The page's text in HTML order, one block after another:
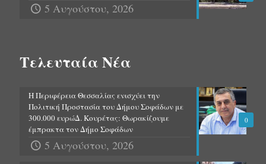
5 Αυγούστου, 2026
Τελευταία Νέα
0
Η Περιφέρεια Θεσσαλίας ενισχύει την
Πολιτική Προστασία του Δήμου Σοφάδων με
300.000 ευρώΔ. Κουρέτας: Θωρακίζουμε
έμπρακτα τον Δήμο Σοφάδων
5 Αυγούστου, 2026